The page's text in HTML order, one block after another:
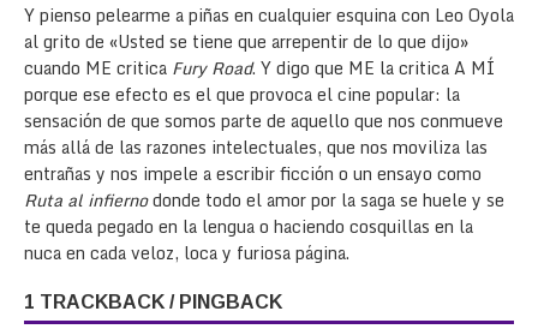
Y pienso pelearme a piñas en cualquier esquina con Leo Oyola
al grito de «Usted se tiene que arrepentir de lo que dijo»
cuando ME critica Fury Road. Y digo que ME la critica A MÍ
porque ese efecto es el que provoca el cine popular: la
sensación de que somos parte de aquello que nos conmueve
más allá de las razones intelectuales, que nos moviliza las
entrañas y nos impele a escribir ficción o un ensayo como
Ruta al infiernodonde todo el amor por la saga se huele y se
te queda pegado en la lengua o haciendo cosquillas en la
nuca en cada veloz, loca y furiosa página.
1 TRACKBACK / PINGBACK